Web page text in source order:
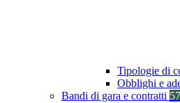
Tipologie di
Obblighi e
Bandi di gara e contratti